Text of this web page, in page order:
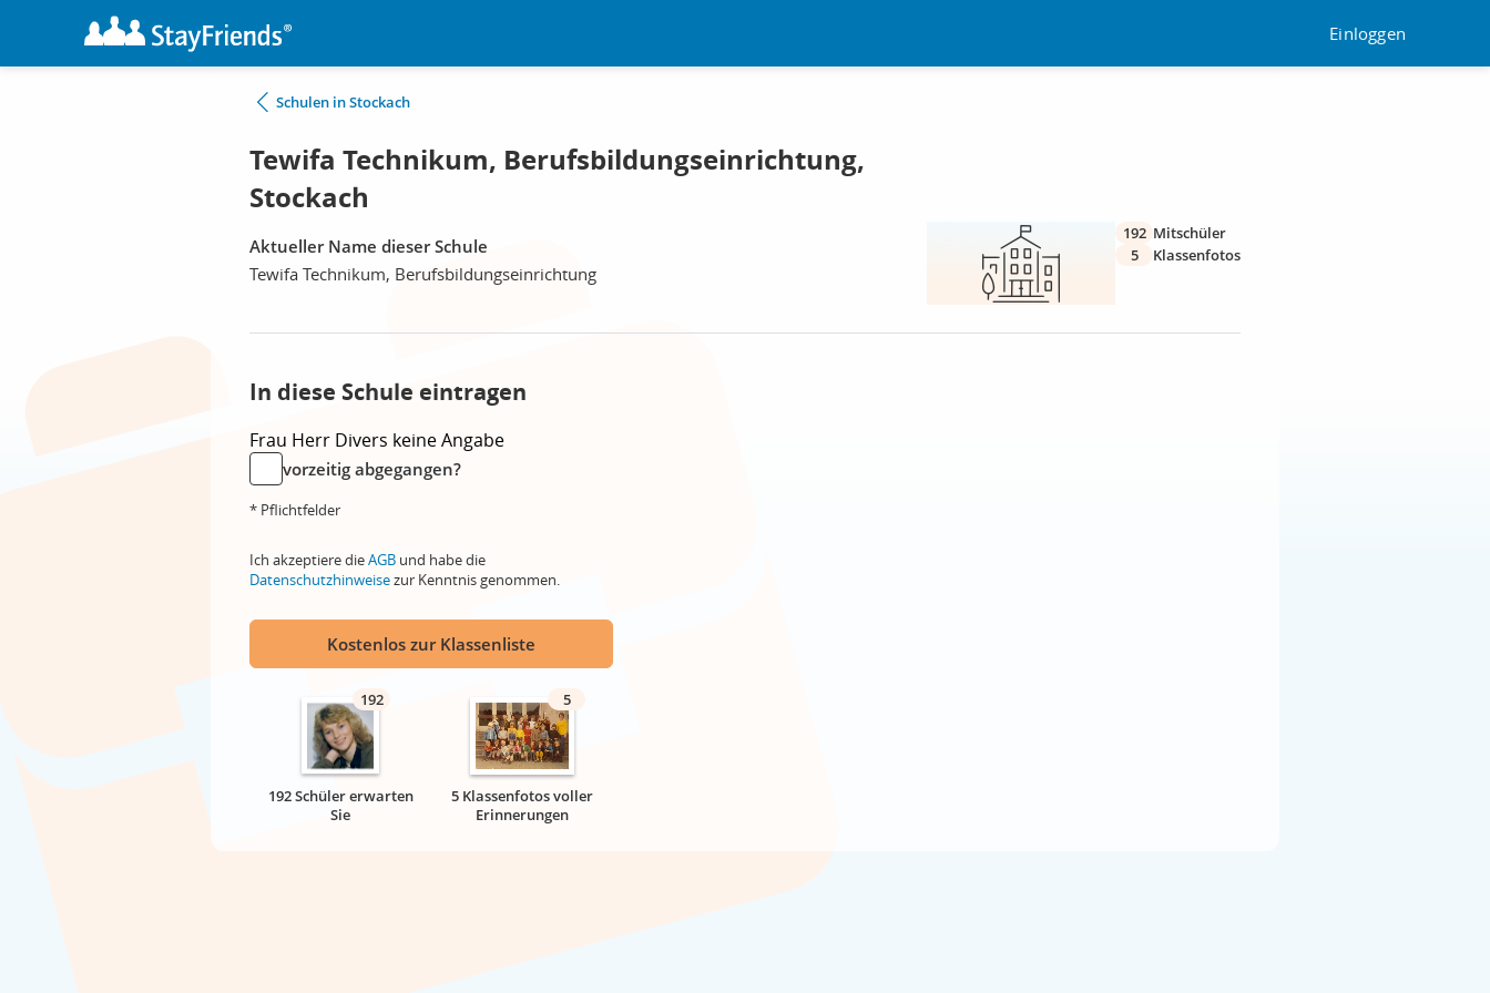
Einloggen
Schulen in Stockach
Tewifa Technikum, Berufsbildungseinrichtung,
Stockach
Aktueller Name dieser Schule
Tewifa Technikum, Berufsbildungseinrichtung
192 Mitschüler
5
Klassenfotos
In diese Schule eintragen
Frau Herr Divers keine Angabe
vorzeitig abgegangen?
* Pflichtfelder
Ich akzeptiere dieAGB und habe die
Datenschutzhinweisezur Kenntnis genommen.
Kostenlos zur Klassenliste
192
192 Schüler erwarten
Sie
5
5 Klassenfotos voller
Erinnerungen